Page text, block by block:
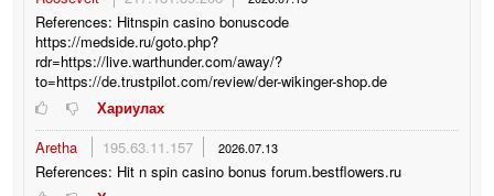
References: Hitnspin casino bonuscode
https://medside.ru/goto.php?
rdr=https://live.warthunder.com/away/?
to=https://de.trustpilot.com/review/der-wikinger-shop.de
Хариулах
Aretha
195.63.11.157 2026.07.13
References: Hit n spin casino bonus forum.bestflowers.ru